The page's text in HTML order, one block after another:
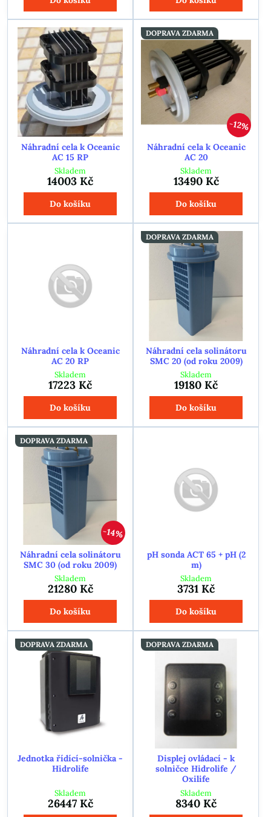
Náhradní cela k Oceanic
AC 15 RP
Skladem
14003 Kč
Do košíku
12%
DOPRAVA ZDARMA
Náhradní cela k Oceanic
AC 20
Skladem
13490 Kč
Do košíku
Náhradní cela k Oceanic
AC 20 RP
Skladem
17223 Kč
Do košíku
DOPRAVA ZDARMA
Náhradní cela solinátoru
SMC 20 (od roku 2009)
Skladem
19180 Kč
Do košíku
14%
DOPRAVA ZDARMA
Náhradní cela solinátoru
SMC 30 (od roku 2009)
Skladem
21280 Kč
Do košíku
pH sonda ACT 65 + pH (2
m)
Skladem
3731 Kč
Do košíku
DOPRAVA ZDARMA
Jednotka řídící-solnička -
Hidrolife
Skladem
26447 Kč
DOPRAVA ZDARMA
Displej ovládací - k
solničce Hidrolife /
Oxilife
Skladem
8340 Kč